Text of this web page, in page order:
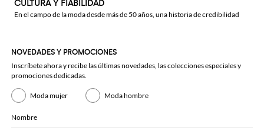
CULTURA Y FIABILIDAD
En el campo de la moda desde más de 50 años, una historia de credibilidad
NOVEDADES Y PROMOCIONES
Inscríbete ahora y recibe las últimas novedades, las colecciones especiales y
promociones dedicadas.
Moda mujer Moda hombre
Nombre